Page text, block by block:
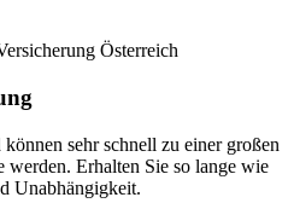
sehr schnell zu einer großen
werden. Erhalten Sie so lange wie
Unabhängigkeit.